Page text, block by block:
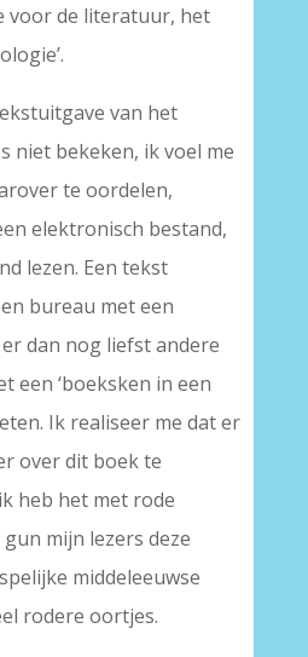
voor de literatuur, het
van het
niet bekeken, ik voel me
te oordelen,
elektronisch bestand,
lezen. Een tekst
bureau met een
dan nog liefst andere
een ‘boeksken in een
Ik realiseer me dat er
over dit boek te
heb het met rode
mijn lezers deze
middeleeuwse
rodere oortjes.